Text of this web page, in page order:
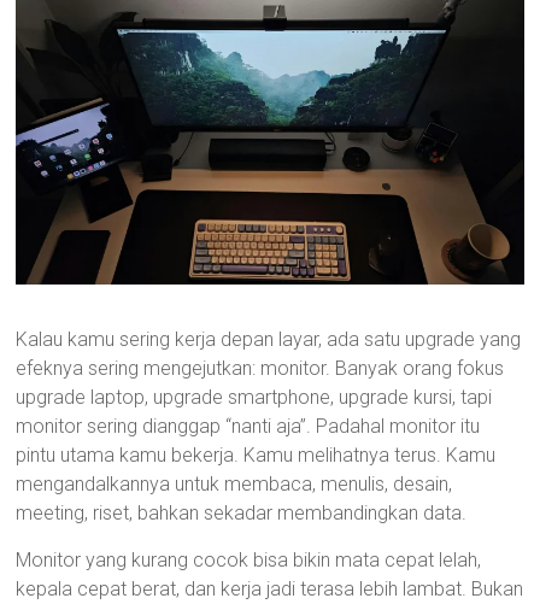
Kalau kamu sering kerja depan layar, ada satu upgrade yang
efeknya sering mengejutkan: monitor. Banyak orang fokus
upgrade laptop, upgrade smartphone, upgrade kursi, tapi
monitor sering dianggap “nanti aja”. Padahal monitor itu
pintu utama kamu bekerja. Kamu melihatnya terus. Kamu
mengandalkannya untuk membaca, menulis, desain,
meeting, riset, bahkan sekadar membandingkan data.
Monitor yang kurang cocok bisa bikin mata cepat lelah,
kepala cepat berat, dan kerja jadi terasa lebih lambat. Bukan